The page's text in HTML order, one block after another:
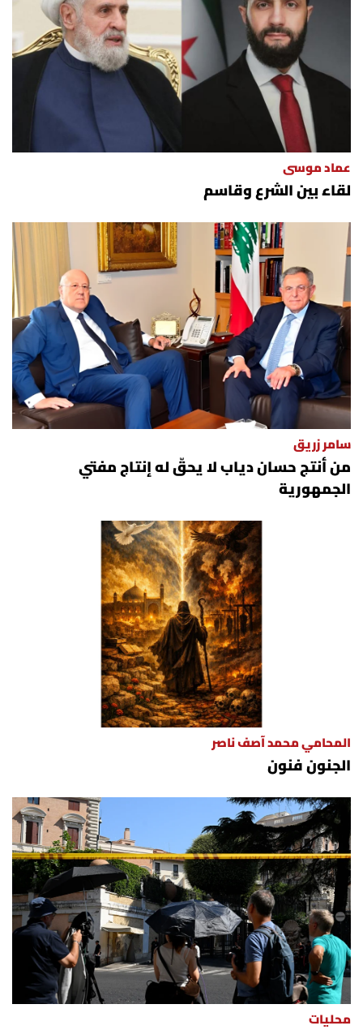
العالم
الصحافة الإسرائيلية
ثقافة وفنون
فصل من كتاب
اقرأ تضحك
سجالات
صحّة وصحن
الرياضة
منوّعات
حظّك اليوم
شروط الاستخدام
شروط الإشتراك
Digital solutions by
عماد موسى
لقاء بين الشرع وقاسم
سامر زريق
من أنتج حسان دياب لا يحقّ له إنتاج مفتي
الجمهورية
المحامي محمد آصف ناصر
الجنون فنون
محليات